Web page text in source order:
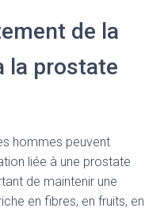
de la
la prostate
hommes peuvent
liée à une prostate
de maintenir une
en fibres, en fruits, en